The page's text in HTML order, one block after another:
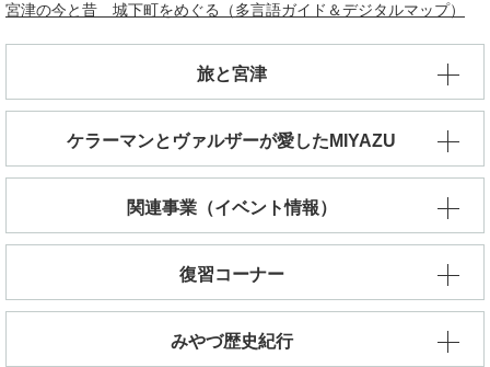
宮津の今と昔 城下町をめぐる（多言語ガイド＆デジタルマップ）
旅と宮津
ケラーマンとヴァルザーが愛したMIYAZU
関連事業（イベント情報）
復習コーナー
みやづ歴史紀行